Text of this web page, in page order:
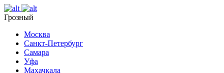
Грозный
Москва
Санкт-Петербург
Самара
Уфа
Махачкала